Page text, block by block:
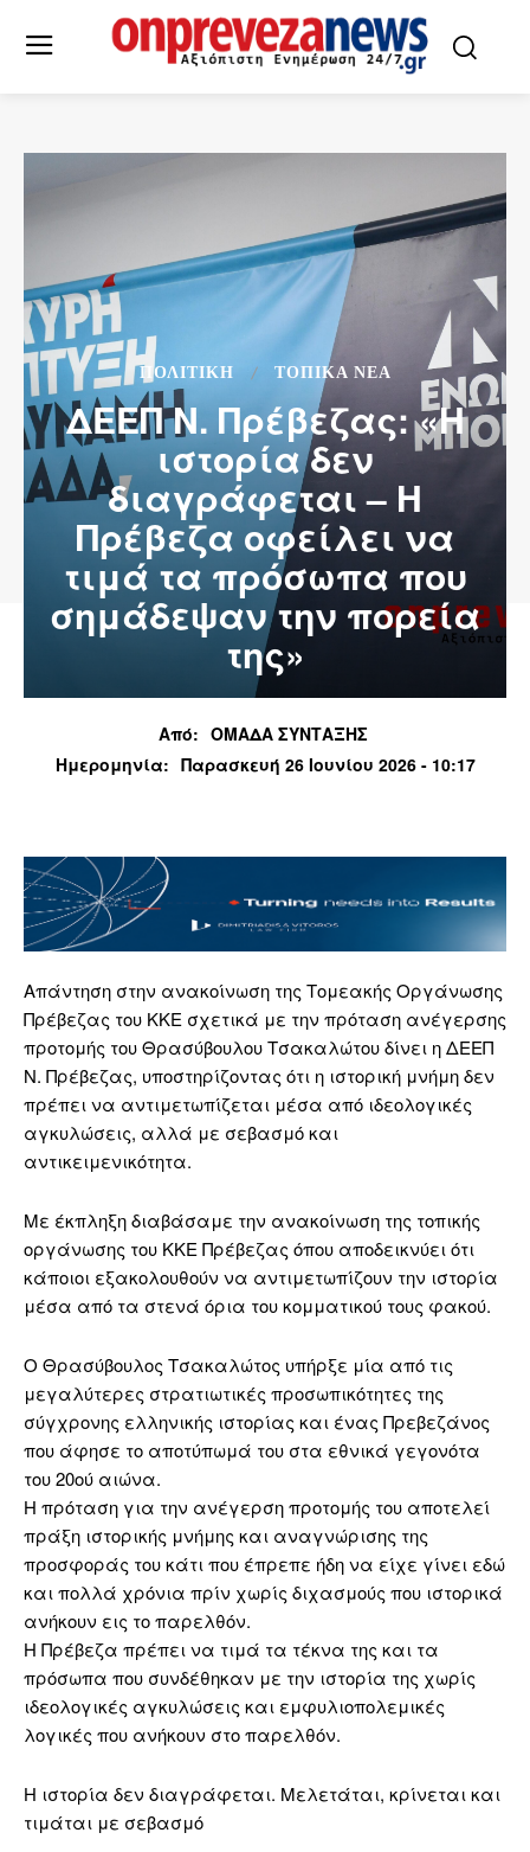
ΠΟΛΙΤΙΚΗ ΤΟΠΙΚΆ ΝΈΑ
ΔΕΕΠ Ν. Πρέβεζας: «Η
ιστορία δεν
διαγράφεται – Η
Πρέβεζα οφείλει να
τιμά τα πρόσωπα που
σημάδεψαν την πορεία
της»
Από: ΟΜΑΔΑ ΣΥΝΤΑΞΗΣ
Ημερομηνία: Παρασκευή 26 Ιουνίου 2026 - 10:17
Απάντηση στην ανακοίνωση της Τομεακής Οργάνωσης
Πρέβεζας του ΚΚΕ σχετικά με την πρόταση ανέγερσης
προτομής του Θρασύβουλου Τσακαλώτου δίνει η ΔΕΕΠ
Ν. Πρέβεζας, υποστηρίζοντας ότι η ιστορική μνήμη δεν
πρέπει να αντιμετωπίζεται μέσα από ιδεολογικές
αγκυλώσεις, αλλά με σεβασμό και
αντικειμενικότητα.
Με έκπληξη διαβάσαμε την ανακοίνωση της τοπικής
οργάνωσης του ΚΚΕ Πρέβεζας όπου αποδεικνύει ότι
κάποιοι εξακολουθούν να αντιμετωπίζουν την ιστορία
μέσα από τα στενά όρια του κομματικού τους φακού.
Ο Θρασύβουλος Τσακαλώτος υπήρξε μία από τις
μεγαλύτερες στρατιωτικές προσωπικότητες της
σύγχρονης ελληνικής ιστορίας και ένας Πρεβεζάνος
που άφησε το αποτύπωμά του στα εθνικά γεγονότα
του 20ού αιώνα.
Η πρόταση για την ανέγερση προτομής του αποτελεί
πράξη ιστορικής μνήμης και αναγνώρισης της
προσφοράς του κάτι που έπρεπε ήδη να είχε γίνει εδώ
και πολλά χρόνια πρίν χωρίς διχασμούς που ιστορικά
ανήκουν εις το παρελθόν.
Η Πρέβεζα πρέπει να τιμά τα τέκνα της και τα
πρόσωπα που συνδέθηκαν με την ιστορία της χωρίς
ιδεολογικές αγκυλώσεις και εμφυλιοπολεμικές
λογικές που ανήκουν στο παρελθόν.
Η ιστορία δεν διαγράφεται. Μελετάται, κρίνεται και
τιμάται με σεβασμό